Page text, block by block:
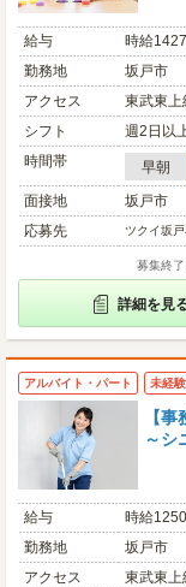
給与
時給
勤務地
坂戸市
アクセス
東武東上
シフト
週2日以
時間帯
早朝
面接地
坂戸市
応募先
ツクイ坂戸
募集終
詳細を見
アルバイト・パート 未経
【
～シ
給与
時給
勤務地
坂戸市
アクセス
東武東上